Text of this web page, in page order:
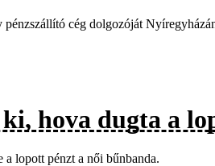
cég dolgozóját
hova dugta a
lopott pénzt a női bűnbanda.